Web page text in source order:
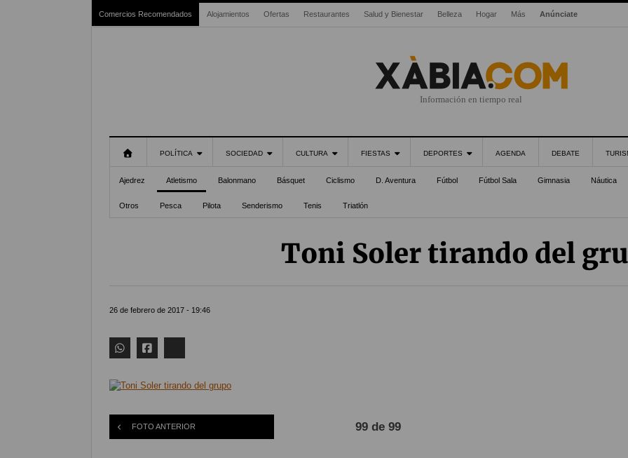
Comercios Recomendados Alojamientos Ofertas Restaurantes Salud y Bienestar Belleza Hogar Más Anúnciate
Información en tiempo real
POLÍTICA SOCIEDAD CULTURA FIESTAS DEPORTES AGENDA DEBATE
Ajedrez Atletismo Balonmano Básquet Ciclismo D. Aventura Fútbol Fútbol Sala Gimnasia Náutica
Otros Pesca Pilota Senderismo Tenis Triatlón
Toni Soler tirando del
26 de febrero de 2017 - 19:46
FOTO ANTERIOR 99 de 99